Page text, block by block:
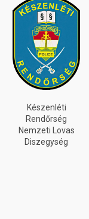
Készenléti
Rendőrség
Nemzeti Lovas
Diszegység